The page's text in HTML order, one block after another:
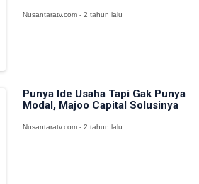
Nusantaratv.com - 2 tahun lalu
Punya Ide Usaha Tapi Gak Punya
Modal, Majoo Capital Solusinya
Nusantaratv.com - 2 tahun lalu